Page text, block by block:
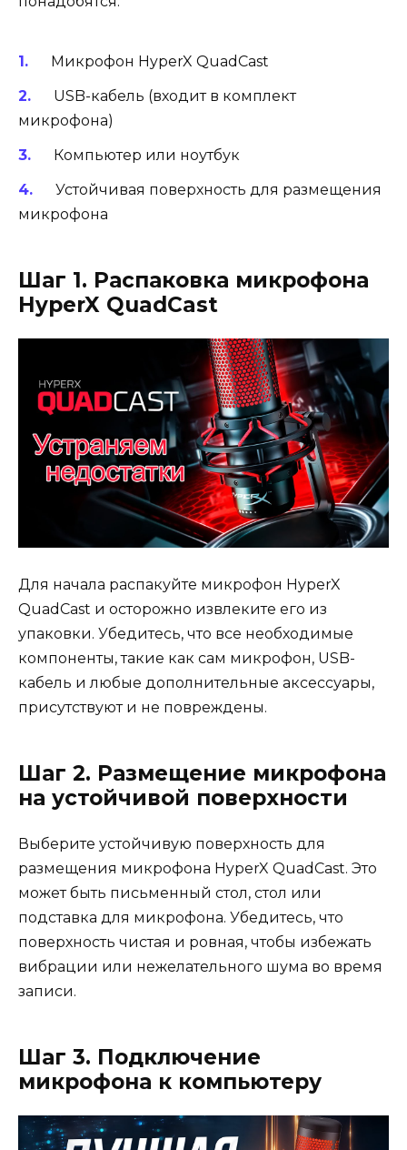
Микрофон HyperX QuadCast
USB-кабель (входит в комплект
микрофона)
Компьютер или ноутбук
Устойчивая поверхность для размещения
микрофона
Шаг 1. Распаковка микрофона
HyperX QuadCast
Для начала распакуйте микрофон HyperX
QuadCast и осторожно извлеките его из
упаковки. Убедитесь, что все необходимые
компоненты, такие как сам микрофон, USB-
кабель и любые дополнительные аксессуары,
присутствуют и не повреждены.
Шаг 2. Размещение микрофона
на устойчивой поверхности
Выберите устойчивую поверхность для
размещения микрофона HyperX QuadCast. Это
может быть письменный стол, стол или
подставка для микрофона. Убедитесь, что
поверхность чистая и ровная, чтобы избежать
вибрации или нежелательного шума во время
записи.
Шаг 3. Подключение
микрофона к компьютеру